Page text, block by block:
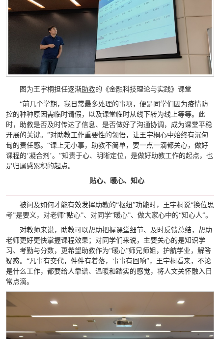
图为王宇桐担任逐渐助教的《金融科技理论与实践》课堂
“前几个学期，我日常最多处理的事项，便是同学们因为疫情防
控的种种原因需临时请假，以及课堂临时从线下转为线上等等。此
时，助教是否及时传达了信息、是否做好了沟通协调，成为课堂平稳
开展的关键。”对助教工作重要性的领悟，让王宇桐心中始终有沉甸
甸的责任感。“课上无小事，助教不简单，要一点一滴都关心，做好
课程的‘凝合剂’。”知责于心、明晰定位，是做好助教工作的起点，也
是归属感累积的起点。
贴心、暖心、知心
被问及如何才能有效发挥助教的“枢纽”功能时，王宇桐说“换位思
考”是要义，对老师“贴心”、对同学“暖心”、做大家心中的“知心人”。
对教师来说，助教可以帮助把握课堂细节、及时反馈总结，帮助
老师更好更快掌握课程效果；对同学们来说，主要关心的是知识学
习、考勤与分数，更希望助教作为“暖心”师兄师姐，护航学业，解答
疑惑。“凡事有交代，件件有着落，事事有回响”，王宇桐看来，不论
是什么工作，都要给人靠谱、温暖和踏实的感觉，将人文关怀融入日
常点滴。